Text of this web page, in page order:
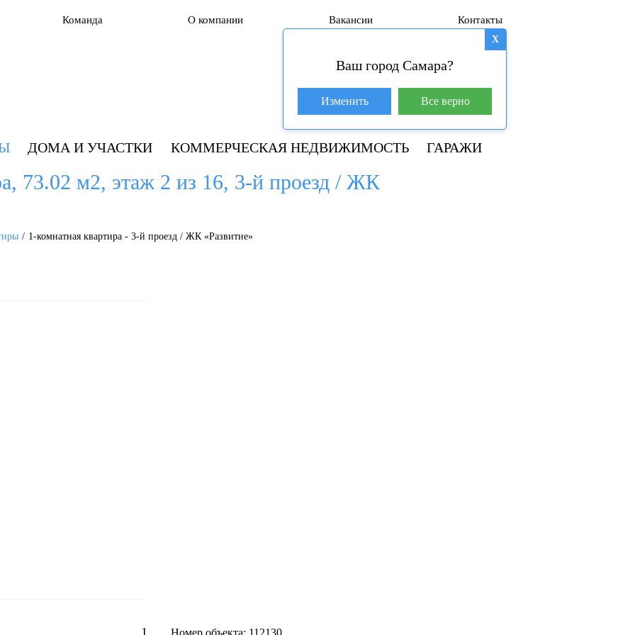
Команда О компании Вакансии Контакты
База покупателей (601)
+7 917 145-78-45
ДОМА И УЧАСТКИ КОММЕРЧЕСКАЯ НЕДВИЖИМОСТЬ ГАРАЖИ
X
Ваш город Самара?
Изменить Все верно
73.02 м2, этаж 2 из 16, 3-й проезд / ЖК
1-комнатная квартира - 3-й проезд / ЖК «Развитие»
1
Номер объекта: 112130